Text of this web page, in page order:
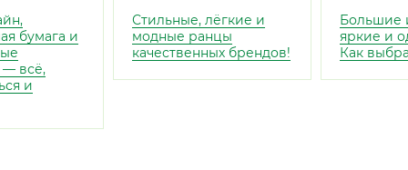
бумага и
— всё,
и
Стильные, лёгкие и
модные ранцы
качественных брендов!
Большие
яркие и
Как